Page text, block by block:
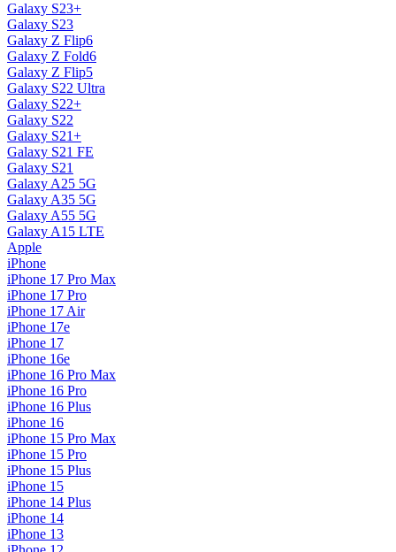
Galaxy S23+
Galaxy S23
Galaxy Z Flip6
Galaxy Z Fold6
Galaxy Z Flip5
Galaxy S22 Ultra
Galaxy S22+
Galaxy S22
Galaxy S21+
Galaxy S21 FE
Galaxy S21
Galaxy A25 5G
Galaxy A35 5G
Galaxy A55 5G
Galaxy A15 LTE
Apple
iPhone
iPhone 17 Pro Max
iPhone 17 Pro
iPhone 17 Air
iPhone 17e
iPhone 17
iPhone 16e
iPhone 16 Pro Max
iPhone 16 Pro
iPhone 16 Plus
iPhone 16
iPhone 15 Pro Max
iPhone 15 Pro
iPhone 15 Plus
iPhone 15
iPhone 14 Plus
iPhone 14
iPhone 13